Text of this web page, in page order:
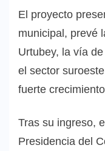
El proyecto
municipal, prevé
Urtubey, la vía
el sector
fuerte
Tras su ingreso,
Presidencia del